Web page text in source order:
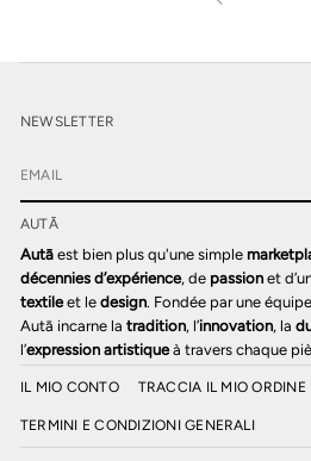
NEWSLETTER
E
m
a
i
*
AUTĀ
Autā est bien plus qu'une simple
décennies d’expérience, de passion et
textileet le design. Fondée par une
Autā incarne la tradition, l’innovation, la
l’expression artistiqueà travers chaque
IL MIO CONTO TRACCIA IL MIO ORDINE
TERMINI E CONDIZIONI GENERALI